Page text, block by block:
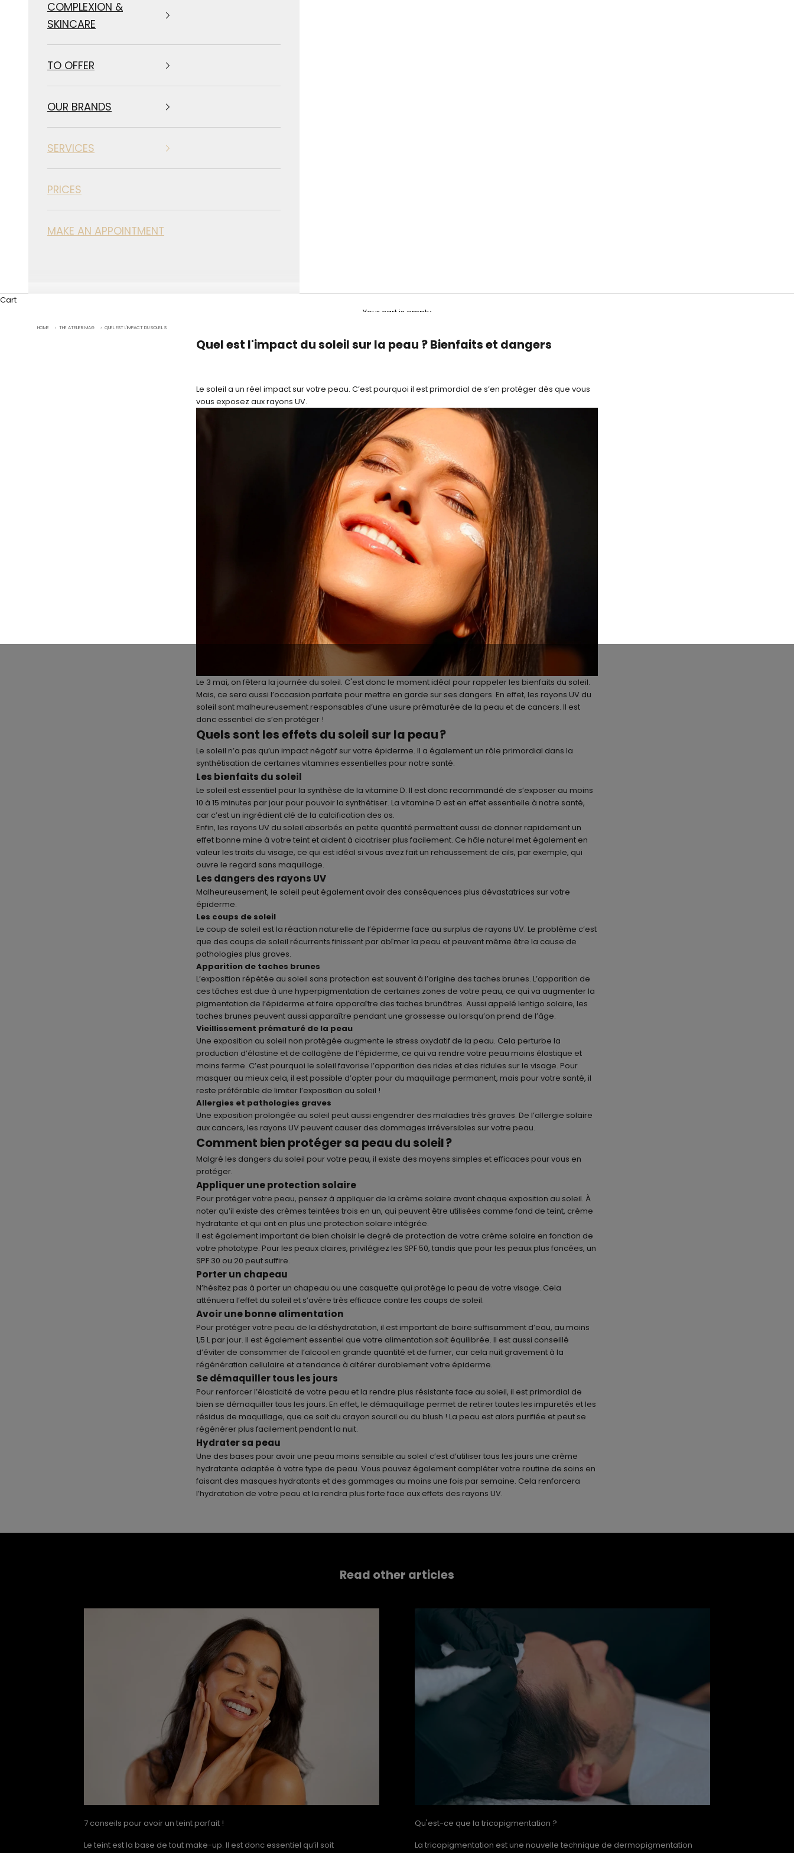
COMPLEXION &
SKINCARE
TO OFFER
OUR BRANDS
SERVICES
PRICES
MAKE AN APPOINTMENT
Cart
Your cart is empty
HOME › THE ATELIER MAG › QUEL EST L'IMPACT DU SOLEIL SUR LA PEAU ? BIENFAITS ET DANGERS
Quel est l'impact du soleil sur la peau ? Bienfaits et dangers
Le soleil a un réel impact sur votre peau. C’est pourquoi il est primordial de s’en protéger dès que vous
vous exposez aux rayons UV.
Le 3 mai, on fêtera la journée du soleil. C'est donc le moment idéal pour rappeler les bienfaits du soleil.
Mais, ce sera aussi l’occasion parfaite pour mettre en garde sur ses dangers. En effet, les rayons UV du
soleil sont malheureusement responsables d’une usure prématurée de la peau et de cancers. Il est
donc essentiel de s’en protéger !
Quels sont les effets du soleil sur la peau ?
Le soleil n’a pas qu’un impact négatif sur votre épiderme. Il a également un rôle primordial dans la
synthétisation de certaines vitamines essentielles pour notre santé.
Les bienfaits du soleil
Le soleil est essentiel pour la synthèse de la vitamine D. Il est donc recommandé de s’exposer au moins
10 à 15 minutes par jour pour pouvoir la synthétiser. La vitamine D est en effet essentielle à notre santé,
car c’est un ingrédient clé de la calcification des os.
Enfin, les rayons UV du soleil absorbés en petite quantité permettent aussi de donner rapidement un
effet bonne mine à votre teint et aident à cicatriser plus facilement. Ce hâle naturel met également en
valeur les traits du visage, ce qui est idéal si vous avez fait un rehaussement de cils, par exemple, qui
ouvre le regard sans maquillage.
Les dangers des rayons UV
Malheureusement, le soleil peut également avoir des conséquences plus dévastatrices sur votre
épiderme.
Les coups de soleil
Le coup de soleil est la réaction naturelle de l’épiderme face au surplus de rayons UV. Le problème c’est
que des coups de soleil récurrents finissent par abîmer la peau et peuvent même être la cause de
pathologies plus graves.
Apparition de taches brunes
L’exposition répétée au soleil sans protection est souvent à l’origine des taches brunes. L’apparition de
ces tâches est due à une hyperpigmentation de certaines zones de votre peau, ce qui va augmenter la
pigmentation de l’épiderme et faire apparaître des taches brunâtres. Aussi appelé lentigo solaire, les
taches brunes peuvent aussi apparaître pendant une grossesse ou lorsqu’on prend de l’âge.
Vieillissement prématuré de la peau
Une exposition au soleil non protégée augmente le stress oxydatif de la peau. Cela perturbe la
production d’élastine et de collagène de l’épiderme, ce qui va rendre votre peau moins élastique et
moins ferme. C’est pourquoi le soleil favorise l’apparition des rides et des ridules sur le visage. Pour
masquer au mieux cela, il est possible d’opter pour du maquillage permanent, mais pour votre santé, il
reste préférable de limiter l’exposition au soleil !
Allergies et pathologies graves
Une exposition prolongée au soleil peut aussi engendrer des maladies très graves. De l’allergie solaire
aux cancers, les rayons UV peuvent causer des dommages irréversibles sur votre peau.
Comment bien protéger sa peau du soleil ?
Malgré les dangers du soleil pour votre peau, il existe des moyens simples et efficaces pour vous en
protéger.
Appliquer une protection solaire
Pour protéger votre peau, pensez à appliquer de la crème solaire avant chaque exposition au soleil. À
noter qu’il existe des crèmes teintées trois en un, qui peuvent être utilisées comme fond de teint, crème
hydratante et qui ont en plus une protection solaire intégrée.
Il est également important de bien choisir le degré de protection de votre crème solaire en fonction de
votre phototype. Pour les peaux claires, privilégiez les SPF 50, tandis que pour les peaux plus foncées, un
SPF 30 ou 20 peut suffire.
Porter un chapeau
N’hésitez pas à porter un chapeau ou une casquette qui protège la peau de votre visage. Cela
atténuera l’effet du soleil et s’avère très efficace contre les coups de soleil.
Avoir une bonne alimentation
Pour protéger votre peau de la déshydratation, il est important de boire suffisamment d’eau, au moins
1,5 L par jour. Il est également essentiel que votre alimentation soit équilibrée. Il est aussi conseillé
d’éviter de consommer de l’alcool en grande quantité et de fumer, car cela nuit gravement à la
régénération cellulaire et a tendance à altérer durablement votre épiderme.
Se démaquiller tous les jours
Pour renforcer l’élasticité de votre peau et la rendre plus résistante face au soleil, il est primordial de
bien se démaquiller tous les jours. En effet, le démaquillage permet de retirer toutes les impuretés et les
résidus de maquillage, que ce soit du crayon sourcil ou du blush ! La peau est alors purifiée et peut se
régénérer plus facilement pendant la nuit.
Hydrater sa peau
Une des bases pour avoir une peau moins sensible au soleil c’est d’utiliser tous les jours une crème
hydratante adaptée à votre type de peau. Vous pouvez également compléter votre routine de soins en
faisant des masques hydratants et des gommages au moins une fois par semaine. Cela renforcera
l’hydratation de votre peau et la rendra plus forte face aux effets des rayons UV.
Read other articles
7 conseils pour avoir un teint parfait !
Le teint est la base de tout make-up. Il est donc essentiel qu’il soit
Qu'est-ce que la tricopigmentation ?
La tricopigmentation est une nouvelle technique de dermopigmentation